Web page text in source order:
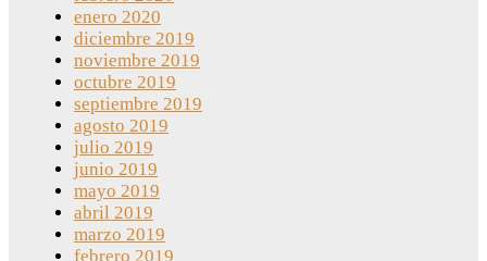
enero 2020
diciembre 2019
noviembre 2019
octubre 2019
septiembre 2019
agosto 2019
julio 2019
junio 2019
mayo 2019
abril 2019
marzo 2019
febrero 2019